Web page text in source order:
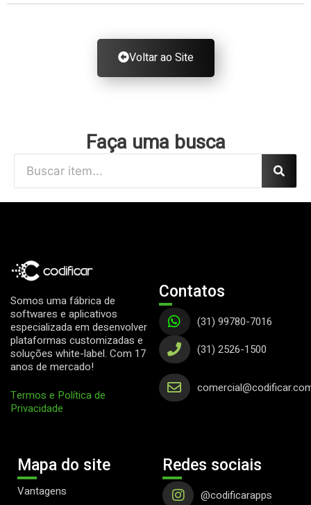
Voltar ao Site
Faça uma busca
Somos uma fábrica de
softwares e aplicativos
especializada em desenvolver
plataformas customizadas e
soluções white-label. Com 17
anos de mercado!
Termos e Política de
Privacidade
Contatos
(31) 99780-7016
(31) 2526-1500
Mapa do site
Vantagens
Redes sociais
@codificarapps